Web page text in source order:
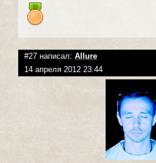
#27 написал: Allure
14 апреля 2012 23:44